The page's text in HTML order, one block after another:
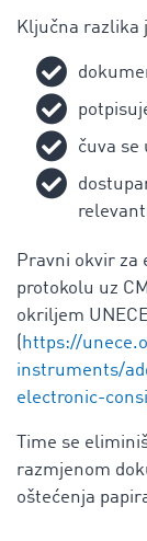
Ključna razlika
čuva se
Pravni okvir za
protokolu uz
okriljem
https://
instruments/
electronic-
Time se
razmjenom
oštećenja